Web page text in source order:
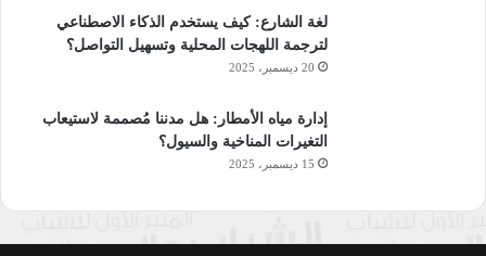
لغة الشارع: كيف يستخدم الذكاء الاصطناعي
لترجمة اللهجات المحلية وتسهيل التواصل؟
20 ديسمبر، 2025
إدارة مياه الأمطار: هل مدننا مُصممة لاستيعاب
التغيرات المناخية والسيول؟
15 ديسمبر، 2025